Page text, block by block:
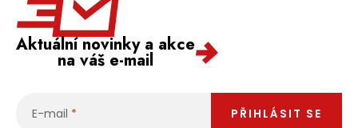
Aktuální novinky a akce
na váš e-mail
E-mail PŘIHLÁSIT SE